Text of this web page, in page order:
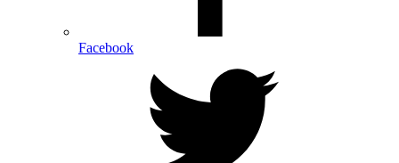
Facebook